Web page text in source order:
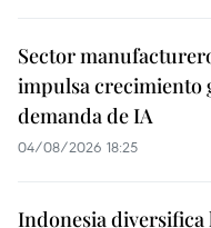
Sector
impulsa crecimiento
demanda de IA
04/08/2026 18:25
Indonesia diversifica